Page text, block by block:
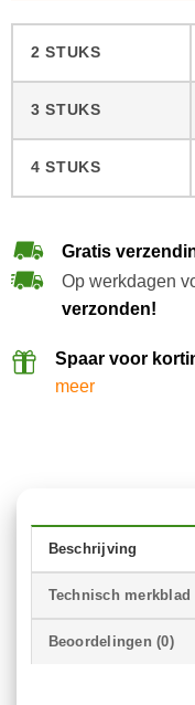
2 STUKS
3 STUKS
4 STUKS
Gratis
Op werkdagen
verzonden!
Spaar voor
meer
Beschrijving
Technisch merkblad
Beoordelingen (0)